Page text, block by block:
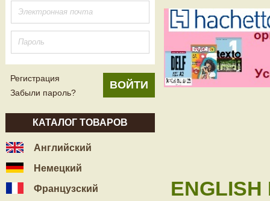
Регистрация
Забыли пароль?
КАТАЛОГ ТОВАРОВ
Английский
Немецкий
Французский
ENGLISH